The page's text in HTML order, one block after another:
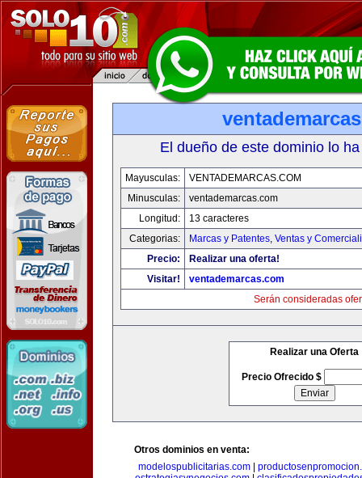
El dueño de este dominio lo
Mayusculas:
VENTADEMARCAS.COM
Minusculas:
ventademarcas.com
Longitud:
13 caracteres
Categorias:
Marcas y Patentes, Ventas y
Precio:
Realizar una oferta!
Visitar!
ventademarcas.com
Serán consideradas
Realizar una Oferta
Precio Ofrecido $
Otros dominios en venta:
modelospublicitarias.com